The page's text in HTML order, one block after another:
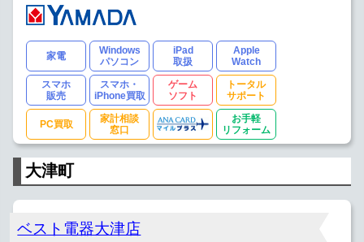
家電
Windows
パソコン
iPad
取扱
Apple
Watch
スマホ
販売
スマホ・
iPhone買取
ゲーム
ソフト
トータル
サポート
PC買取
家計相談
窓口
お手軽
リフォーム
大津町
ベスト電器大津店